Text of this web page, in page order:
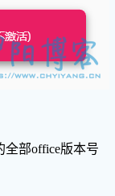
全部office版本号